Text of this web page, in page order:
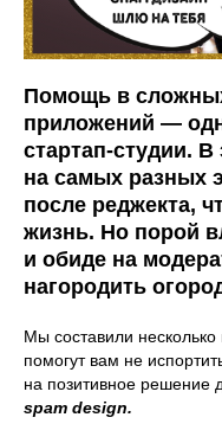
Помощь в
приложений —
стартап-студии.
на самых разных
после реджекта,
жизнь. Но порой
и обиде на
нагородить
Мы составили
помогут вам не
на позитивное решение
spam design.